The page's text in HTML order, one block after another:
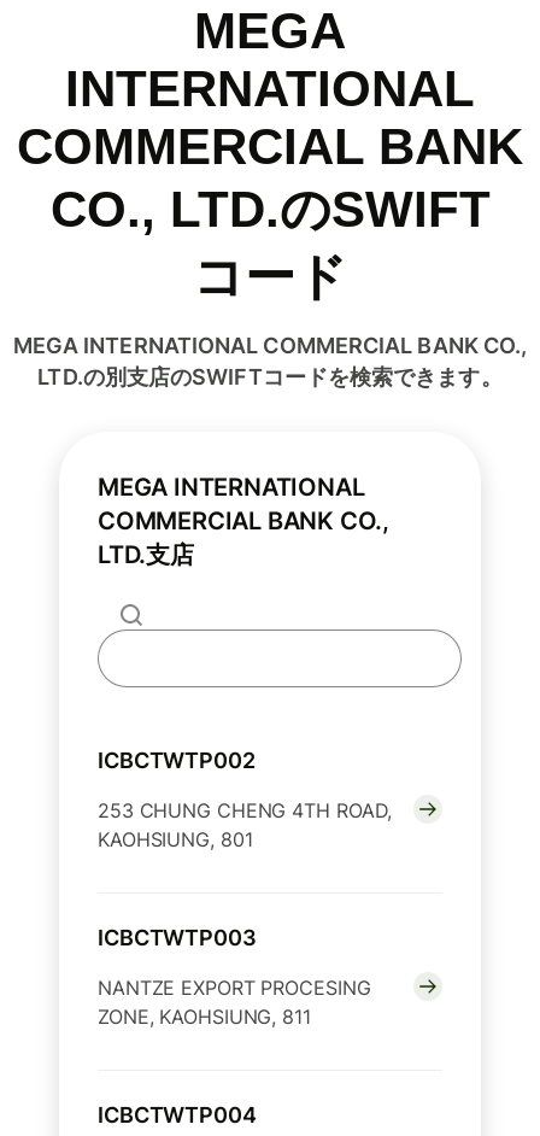
MEGA
INTERNATIONAL
COMMERCIAL BANK
CO., LTD.のSWIFT
コード
MEGA INTERNATIONAL COMMERCIAL BANK CO.,
LTD.の別支店のSWIFTコードを検索できます。
MEGA INTERNATIONAL
COMMERCIAL BANK CO.,
LTD.支店
ICBCTWTP002
253 CHUNG CHENG 4TH ROAD,
KAOHSIUNG, 801
ICBCTWTP003
NANTZE EXPORT PROCESING
ZONE, KAOHSIUNG, 811
ICBCTWTP004